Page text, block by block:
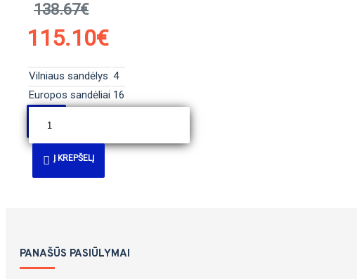
138.67€
115.10€
Vilniaus sandėlys 4
Europos sandėliai 16
Į KREPŠELĮ
PANAŠŪS PASIŪLYMAI